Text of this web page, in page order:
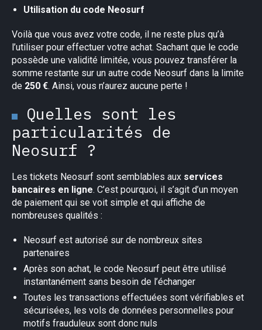
Utilisation du code Neosurf
Voilà que vous avez votre code, il ne reste plus qu’à
l’utiliser pour effectuer votre achat. Sachant que le code
possède une validité limitée, vous pouvez transférer la
somme restante sur un autre code Neosurf dans la limite
de 250 €. Ainsi, vous n’aurez aucune perte !
Quelles sont les
particularités de
Neosurf ?
Les tickets Neosurf sont semblables aux services
bancaires en ligne. C’est pourquoi, il s’agit d’un moyen
de paiement qui se voit simple et qui affiche de
nombreuses qualités :
Neosurf est autorisé sur de nombreux sites
partenaires
Après son achat, le code Neosurf peut être utilisé
instantanément sans besoin de l’échanger
Toutes les transactions effectuées sont vérifiables et
sécurisées, les vols de données personnelles pour
motifs frauduleux sont donc nuls